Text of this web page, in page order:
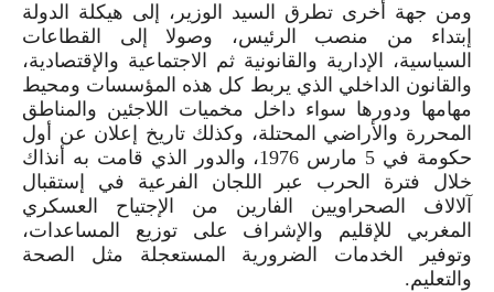
ومن جهة أخرى تطرق السيد الوزير، إلى هيكلة الدولة
إبتداء من منصب الرئيس، وصولا إلى القطاعات
السياسية، الإدارية والقانونية ثم الاجتماعية والإقتصادية،
والقانون الداخلي الذي يربط كل هذه المؤسسات ومحيط
مهامها ودورها سواء داخل مخميات اللاجئين والمناطق
المحررة والأراضي المحتلة، وكذلك تاريخ إعلان عن أول
حكومة في 5 مارس 1976، والدور الذي قامت به أنذاك
خلال فترة الحرب عبر اللجان الفرعية في إستقبال
آلالاف الصحراويين الفارين من الإجتياح العسكري
المغربي للإقليم والإشراف على توزيع المساعدات،
وتوفير الخدمات الضرورية المستعجلة مثل الصحة
والتعليم.